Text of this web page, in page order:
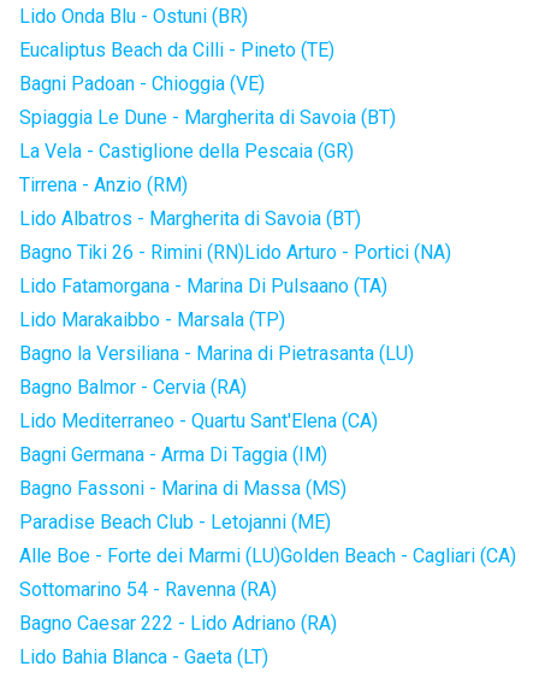
Lido Onda Blu - Ostuni (BR)
Eucaliptus Beach da Cilli - Pineto (TE)
Bagni Padoan - Chioggia (VE)
Spiaggia Le Dune - Margherita di Savoia (BT)
La Vela - Castiglione della Pescaia (GR)
Tirrena - Anzio (RM)
Lido Albatros - Margherita di Savoia (BT)
Bagno Tiki 26 - Rimini (RN)Lido Arturo - Portici (NA)
Lido Fatamorgana - Marina Di Pulsaano (TA)
Lido Marakaibbo - Marsala (TP)
Bagno la Versiliana - Marina di Pietrasanta (LU)
Bagno Balmor - Cervia (RA)
Lido Mediterraneo - Quartu Sant'Elena (CA)
Bagni Germana - Arma Di Taggia (IM)
Bagno Fassoni - Marina di Massa (MS)
Paradise Beach Club - Letojanni (ME)
Alle Boe - Forte dei Marmi (LU)Golden Beach - Cagliari (CA)
Sottomarino 54 - Ravenna (RA)
Bagno Caesar 222 - Lido Adriano (RA)
Lido Bahia Blanca - Gaeta (LT)